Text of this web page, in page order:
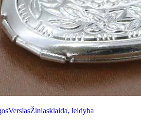
VerslasŽiniasklaida, leidyba